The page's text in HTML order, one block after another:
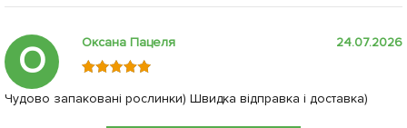
О Оксана Пацеля 24.07.2026
Чудово запаковані рослинки) Швидка відправка і доставка)